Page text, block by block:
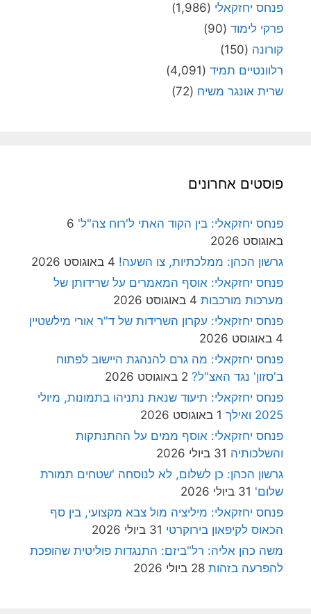
פנחס יחזקאלי (1,986)
פרקי לימוד (90)
קורונה (150)
רלוונטיים תמיד (4,091)
שרית אונגר משיח (72)
פוסטים אחרונים
פנחס יחזקאלי: בין הקוד האתי ל'רוח צה"ל' 6
באוגוסט 2026
גרשון הכהן: ממלכתיות, צו השעה! 4 באוגוסט 2026
פנחס יחזקאלי: אוסף המאמרים על שרידותן של
מערכות מורכבות 4 באוגוסט 2026
פנחס יחזקאלי: עקרון השרידות של ד"ר אורי מילשטיין
4 באוגוסט 2026
פנחס יחזקאלי: מה גרם להנהגת היישוב לפתוח
ב'סזון' נגד האצ"ל? 2 באוגוסט 2026
פנחס יחזקאלי: תיעוד שנאת נתניהו בתמונות, מיולי
2025 ואילך
1 באוגוסט 2026
פנחס יחזקאלי: אוסף ממים על ההתנתקות
והשלכותיה 31 ביולי 2026
גרשון הכהן: כן לשלום, לא לנוסחה 'שטחים תמורת
שלום' 31 ביולי 2026
פנחס יחזקאלי: מיליציה מול צבא מקצועי, בין סף
הכאוס לקיפאון בירוקרטי 31 ביולי 2026
משה כהן אליה: רל"ביזם: התנגדות פוליטית שהופכת
להפרעה בזהות 28 ביולי 2026